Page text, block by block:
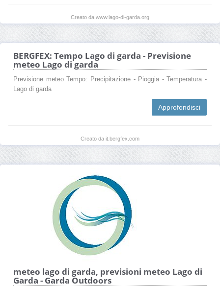
Creato da www.lago-di-garda.org
BERGFEX: Tempo Lago di garda - Previsione
meteo Lago di garda
Previsione meteo Tempo: Precipitazione - Pioggia - Temperatura -
Lago di garda
Approfondisci
Creato da it.bergfex.com
meteo lago di garda, previsioni meteo Lago di
Garda - Garda Outdoors